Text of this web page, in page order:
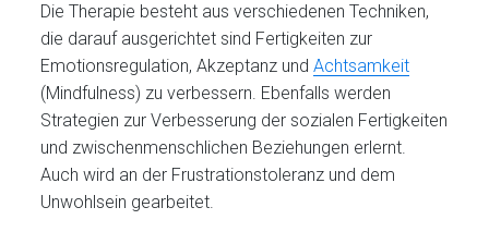
Die Therapie besteht aus verschiedenen Techniken,
die darauf ausgerichtet sind Fertigkeiten zur
Emotionsregulation, Akzeptanz undAchtsamkeit
(Mindfulness) zu verbessern. Ebenfalls werden
Strategien zur Verbesserung der sozialen Fertigkeiten
und zwischenmenschlichen Beziehungen erlernt.
Auch wird an der Frustrationstoleranz und dem
Unwohlsein gearbeitet.